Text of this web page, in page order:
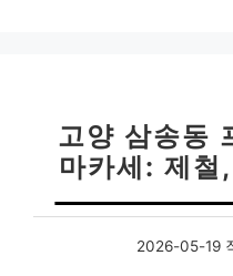
고양 삼송동
마카세: 제철
2026-05-19